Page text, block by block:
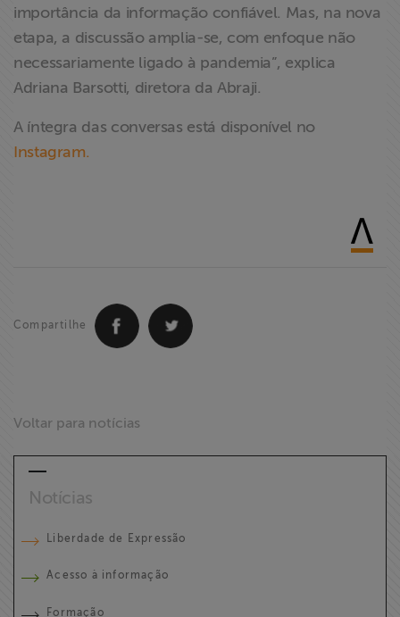
importância da informação confiável. Mas, na nova
etapa, a discussão amplia-se, com enfoque não
necessariamente ligado à pandemia”, explica
Adriana Barsotti, diretora da Abraji.
A íntegra das conversas está disponível no
Instagram.
Compartilhe
Voltar para notícias
Notícias
Liberdade de Expressão
Acesso à informação
Formação